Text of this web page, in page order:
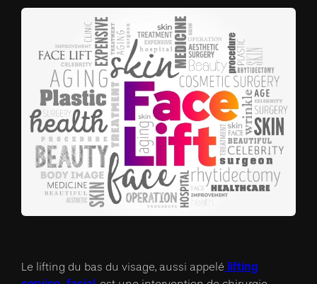
Le lifting du bas du visage, aussi appelé lifting